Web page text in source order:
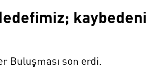
kaybedeni
Buluşması son erdi.